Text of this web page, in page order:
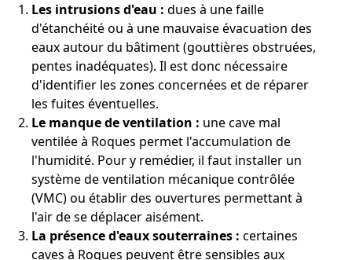
Les intrusions d'eau : dues à une faille
d'étanchéité ou à une mauvaise évacuation des
eaux autour du bâtiment (gouttières obstruées,
pentes inadéquates). Il est donc nécessaire
d'identifier les zones concernées et de réparer
les fuites éventuelles.
Le manque de ventilation : une cave mal
ventilée à Roques permet l'accumulation de
l'humidité. Pour y remédier, il faut installer un
système de ventilation mécanique contrôlée
(VMC) ou établir des ouvertures permettant à
l'air de se déplacer aisément.
La présence d'eaux souterraines : certaines
caves à Roques peuvent être sensibles aux